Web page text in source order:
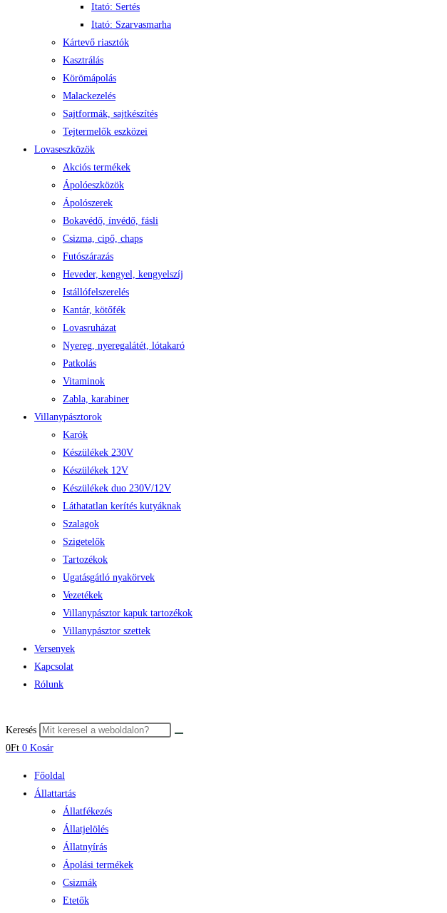
Itató: Sertés
Itató: Szarvasmarha
Kártevő riasztók
Kasztrálás
Körömápolás
Malackezelés
Sajtformák, sajtkészítés
Tejtermelők eszközei
Lovaseszközök
Akciós termékek
Ápolóeszközök
Ápolószerek
Bokavédő, ínvédő, fásli
Csizma, cipő, chaps
Futószárazás
Heveder, kengyel, kengyelszíj
Istállófelszerelés
Kantár, kötőfék
Lovasruházat
Nyereg, nyeregalátét, lótakaró
Patkolás
Vitaminok
Zabla, karabiner
Villanypásztorok
Karók
Készülékek 230V
Készülékek 12V
Készülékek duo 230V/12V
Láthatatlan kerítés kutyáknak
Szalagok
Szigetelők
Tartozékok
Ugatásgátló nyakörvek
Vezetékek
Villanypásztor kapuk tartozékok
Villanypásztor szettek
Versenyek
Kapcsolat
Rólunk
Keresés
0Ft 0 Kosár
Főoldal
Állattartás
Állatfékezés
Állatjelölés
Állatnyírás
Ápolási termékek
Csizmák
Etetők